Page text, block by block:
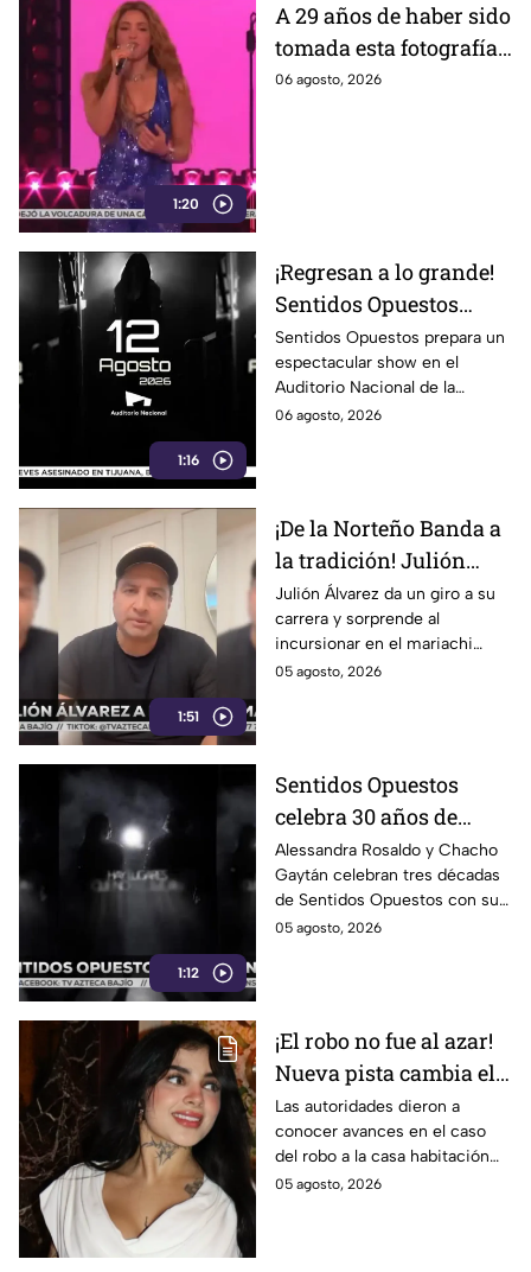
1:20
A 29 años de haber sido
tomada esta fotografía,
Shakira recrea uno de
06 agosto, 2026
1:16
¡Regresan a lo grande!
Sentidos Opuestos
alista show inolvidable
en el Auditorio
Nacional
Sentidos Opuestos prepara un
espectacular show en el
Auditorio Nacional de la
CDMX. Descubre las fechas,
06 agosto, 2026
1:51
¡De la Norteño Banda a
la tradición! Julión
Álvarez sorprende al
cantar mariachi
Julión Álvarez da un giro a su
carrera y sorprende al
incursionar en el mariachi
tradicional con temas
05 agosto, 2026
1:12
Sentidos Opuestos
celebra 30 años de
música con show en
Auditorio Nacional
Alessandra Rosaldo y Chacho
Gaytán celebran tres décadas
de Sentidos Opuestos con su
gira y show en el Auditorio
05 agosto, 2026
¡El robo no fue al azar!
Nueva pista cambia el
caso de Karely Ruiz;
hay un detenido
Las autoridades dieron a
conocer avances en el caso
del robo a la casa habitación
de la influencer.
05 agosto, 2026